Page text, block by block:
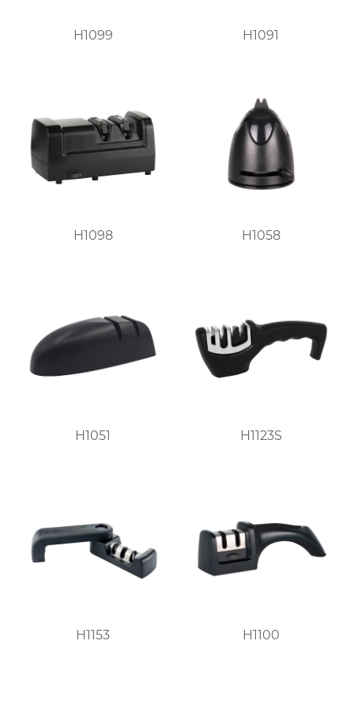
H1099 H1091
H1098 H1058
H1051 H1123S
H1153 H1100